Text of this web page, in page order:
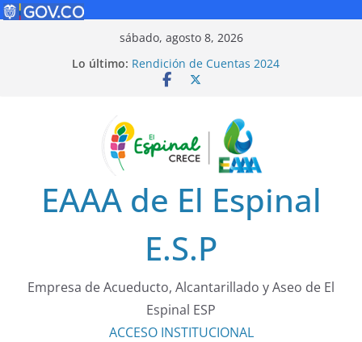
sábado, agosto 8, 2026
Lo último: Rendición de Cuentas 2024
Política de Seguridad Vial
Tarifas 2025
EAAA de El Espinal
E.S.P
Empresa de Acueducto, Alcantarillado y Aseo de El
Espinal ESP
ACCESO INSTITUCIONAL